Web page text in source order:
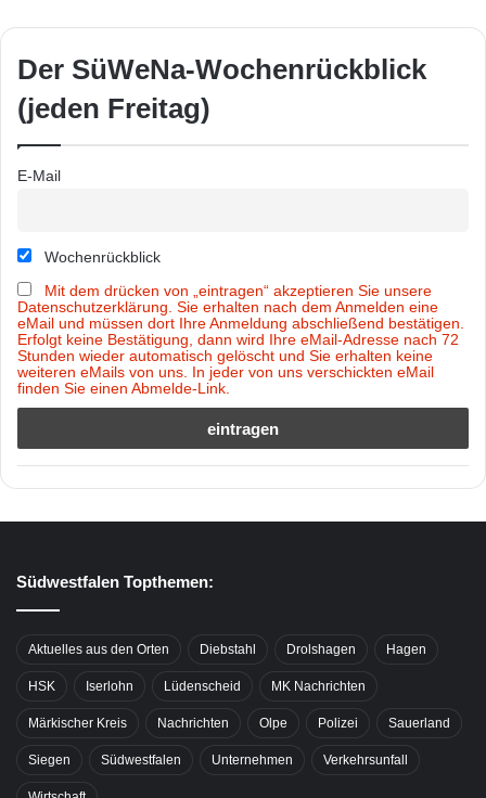
Der SüWeNa-Wochenrückblick
(jeden Freitag)
E-Mail
Wochenrückblick
Mit dem drücken von „eintragen“ akzeptieren Sie unsere
Datenschutzerklärung. Sie erhalten nach dem Anmelden eine
eMail und müssen dort Ihre Anmeldung abschließend bestätigen.
Erfolgt keine Bestätigung, dann wird Ihre eMail-Adresse nach 72
Stunden wieder automatisch gelöscht und Sie erhalten keine
weiteren eMails von uns. In jeder von uns verschickten eMail
finden Sie einen Abmelde-Link.
Südwestfalen Topthemen:
Aktuelles aus den Orten Diebstahl Drolshagen Hagen
HSK Iserlohn Lüdenscheid MK Nachrichten
Märkischer Kreis Nachrichten Olpe Polizei Sauerland
Siegen Südwestfalen Unternehmen Verkehrsunfall